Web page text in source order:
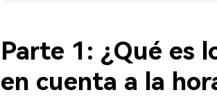
󠀰Parte 1: ¿Qué es
en cuenta a la